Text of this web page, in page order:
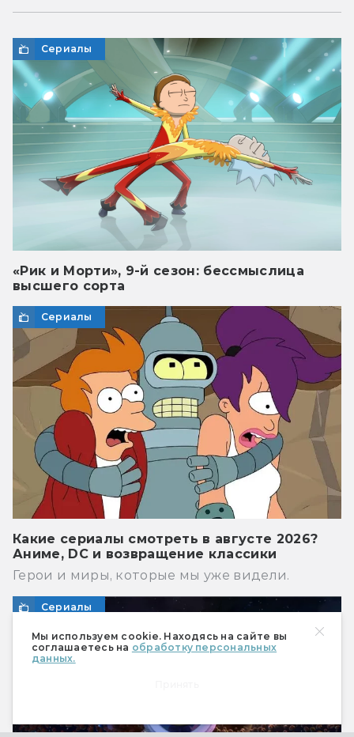
Мы используем cookie. Находясь на сайте вы
соглашаетесь на обработку персональных
данных.
Сериалы
«Рик и Морти», 9-й сезон: бессмыслица
высшего сорта
Сериалы
Какие сериалы смотреть в августе 2026?
Аниме, DC и возвращение классики
Герои и миры, которые мы уже видели.
Сериалы